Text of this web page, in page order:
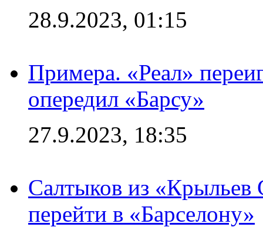
28.9.2023, 01:15
Примера. «Реал»
опередил «Барсу»
27.9.2023, 18:35
Салтыков из «Крыльев
перейти в «Барселону»